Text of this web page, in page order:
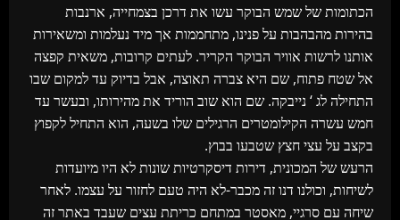
הכתומות של שמש הבוקר עשו את דרכן בצמחייה, ארנבות
בהירות מהבהבות על פנינו, מתחממות אך מיד נעלמות ומשאירות
אותנו לרשות אוויר הבוקר הקריר. לעתים קרובות, משאית קפצה
אל שטח פתוח, שם היא צברה תאוצה, אבל בדיוק עד למקום שבו
התחילה לג ‘ נייבקה. שם הוא שוב הוריד את מהירותו, ובעשר עד
חמש עשרה הקילומטרים הרגילים שלו בשעה, הוא התחיל לקפוץ
בקצב על עצי חצץ שטבעו בבוץ.
הרעש של המכונית, דירות דיסקרטיות שונות לא היו מיועדות
לשיחות, וכולנו דנו זה מכבר-לא היה טעם לחזור על עצמו. לאחר
שיחה עם סרגיי, מאסטר במתחם כריתת עצים שעבד באתר זה